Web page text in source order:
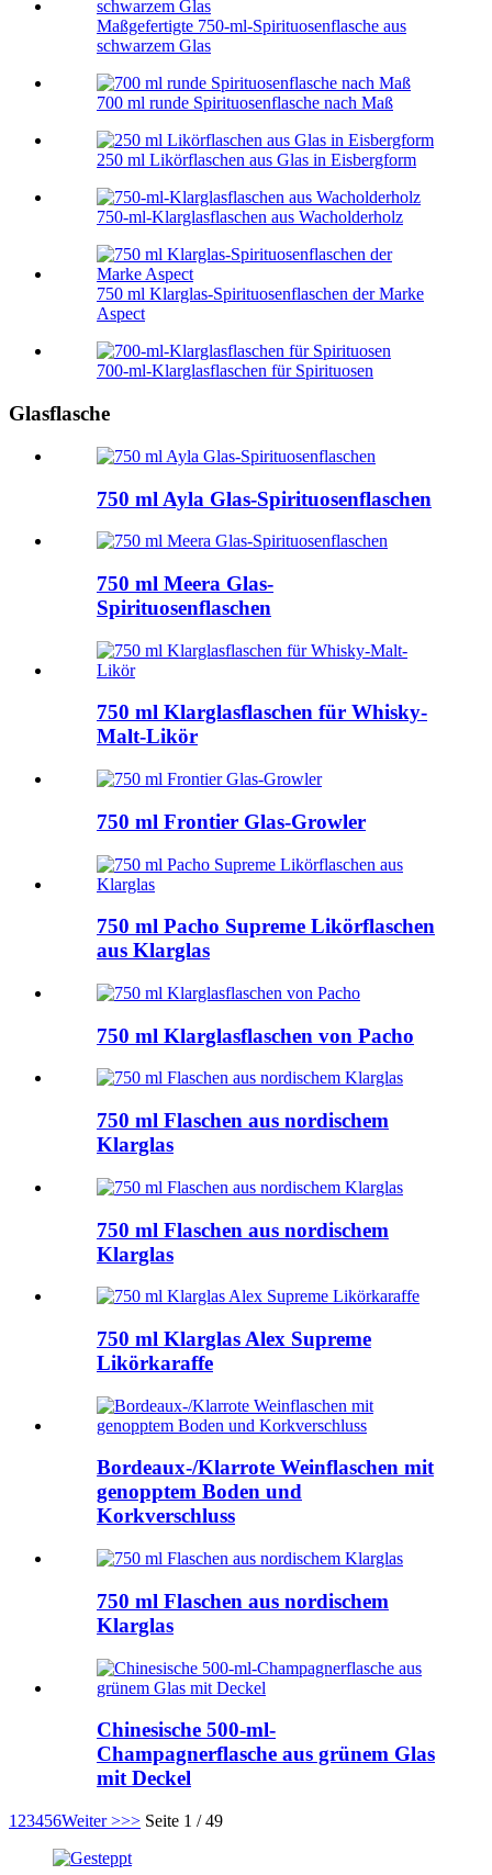
Maßgefertigte 750-ml-Spirituosenflasche aus
schwarzem Glas
700 ml runde Spirituosenflasche nach Maß
250 ml Likörflaschen aus Glas in Eisbergform
750-ml-Klarglasflaschen aus Wacholderholz
750 ml Klarglas-Spirituosenflaschen der Marke
Aspect
700-ml-Klarglasflaschen für Spirituosen
Glasflasche
750 ml Ayla Glas-Spirituosenflaschen
750 ml Meera Glas-
Spirituosenflaschen
750 ml Klarglasflaschen für Whisky-
Malt-Likör
750 ml Frontier Glas-Growler
750 ml Pacho Supreme Likörflaschen
aus Klarglas
750 ml Klarglasflaschen von Pacho
750 ml Flaschen aus nordischem
Klarglas
750 ml Flaschen aus nordischem
Klarglas
750 ml Klarglas Alex Supreme
Likörkaraffe
Bordeaux-/Klarrote Weinflaschen mit
genopptem Boden und
Korkverschluss
750 ml Flaschen aus nordischem
Klarglas
Chinesische 500-ml-
Champagnerflasche aus grünem Glas
mit Deckel
1 23456Weiter >>> Seite 1 / 49